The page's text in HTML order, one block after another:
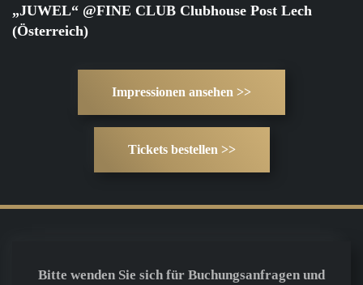
„JUWEL“ @FINE CLUB Clubhouse Post Lech
(Österreich)
Impressionen ansehen >>
Tickets bestellen >>
Bitte wenden Sie sich für Buchungsanfragen und